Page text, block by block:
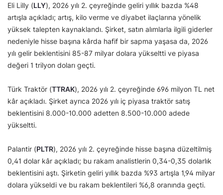
Eli Lilly (LLY), 2026 yılı 2. çeyreğinde geliri yıllık bazda %48
artışla açıkladı; artış, kilo verme ve diyabet ilaçlarına yönelik
yüksek talepten kaynaklandı. Şirket, satın alımlarla ilgili giderler
nedeniyle hisse başına kârda hafif bir sapma yaşasa da, 2026
yılı gelir beklentisini 85-87 milyar dolara yükseltti ve piyasa
değeri 1 trilyon doları geçti.
Türk Traktör (TTRAK), 2026 yılı 2. çeyreğinde 696 milyon TL net
kâr açıkladı. Şirket ayrıca 2026 yılı iç piyasa traktör satış
beklentisini 8.000-10.000 adetten 8.500-10.000 adede
yükseltti.
Palantir (PLTR), 2026 yılı 2. çeyreğinde hisse başına düzeltilmiş
0,41 dolar kâr açıkladı; bu rakam analistlerin 0,34-0,35 dolarlık
beklentisini aştı. Şirketin geliri yıllık bazda %93 artışla 1,94 milyar
dolara yükseldi ve bu rakam beklentileri %6,8 oranında geçti.